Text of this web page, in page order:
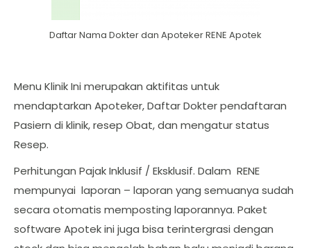
Daftar Nama Dokter dan Apoteker RENE Apotek
Menu Klinik Ini merupakan aktifitas untuk
mendaptarkan Apoteker, Daftar Dokter pendaftaran
Pasiern di klinik, resep Obat, dan mengatur status
Resep.
Perhitungan Pajak Inklusif / Eksklusif. Dalam RENE
mempunyai laporan – laporan yang semuanya sudah
secara otomatis memposting laporannya. Paket
software Apotek ini juga bisa terintergrasi dengan